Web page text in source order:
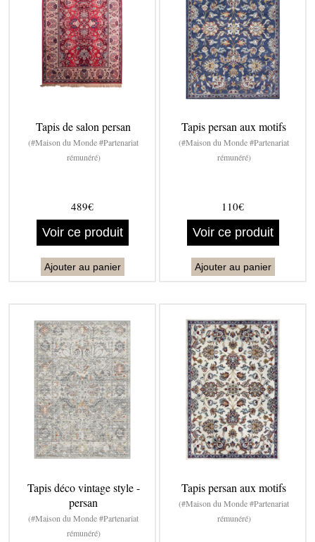
Tapis de salon persan
(#Maison du Monde #Partenariat
rémunéré)
489€
Voir ce produit
Ajouter au panier
Tapis persan aux motifs
(#Maison du Monde #Partenariat
rémunéré)
110€
Voir ce produit
Ajouter au panier
Tapis déco vintage style -
persan
(#Maison du Monde #Partenariat
rémunéré)
Tapis persan aux motifs
(#Maison du Monde #Partenariat
rémunéré)